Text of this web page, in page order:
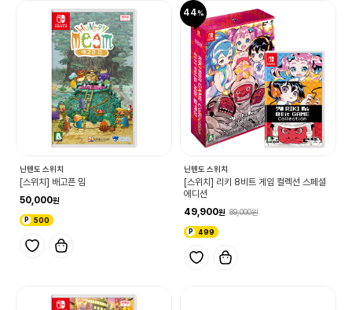
닌텐도 스위치
[스위치] 배고픈 밈
50,000
500
44
닌텐도 스위치
[스위치] 리키 8비트 게임 컬렉션 스페셜
에디션
49,900
89,000
499